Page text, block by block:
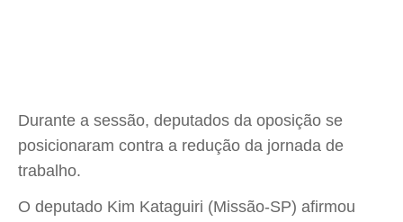
Durante a sessão, deputados da oposição se
posicionaram contra a redução da jornada de
trabalho.
O deputado Kim Kataguiri (Missão-SP) afirmou